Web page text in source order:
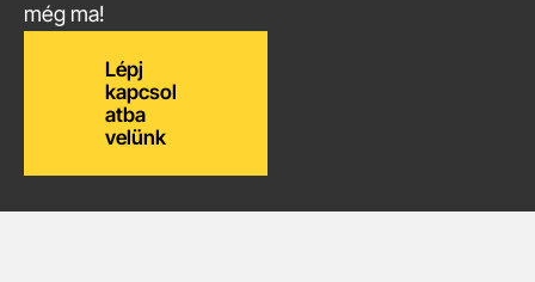
még ma!
Lépj
kapcsol
atba
velünk